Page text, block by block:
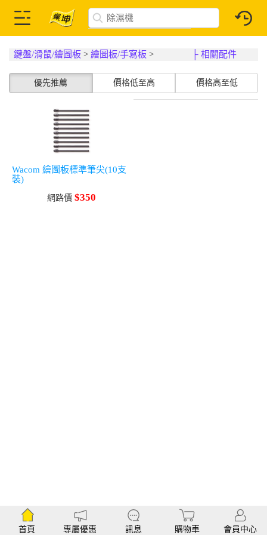
鍵盤/滑鼠/繪圖板 >繪圖板/手寫板 > ├ 相關配件
優先推薦 價格低至高 價格高至低
Wacom 繪圖板標準筆尖(10支
裝)
網路價 $350
首頁 專屬優惠 訊息 購物車 會員中心